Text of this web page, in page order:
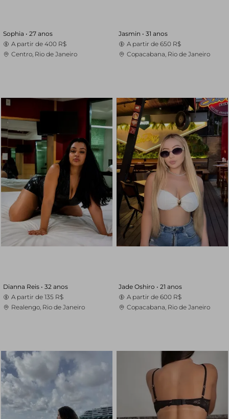
Sophia • 27 anos
A partir de 400 R$
Centro, Rio de Janeiro
Jasmin • 31 anos
A partir de 650 R$
Copacabana, Rio de Janeiro
Dianna Reis • 32 anos
A partir de 135 R$
Realengo, Rio de Janeiro
Jade Oshiro • 21 anos
A partir de 600 R$
Copacabana, Rio de Janeiro